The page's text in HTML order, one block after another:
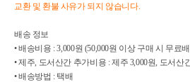
교환 및 환불 사유가 되지 않습니다.
배송 정보
• 배송비용 : 3,000원 (50,000원 이상 구매 시 무료
• 제주, 도서산간 추가비용 : 제주 3,000원, 도서산
• 배송방법 : 택배